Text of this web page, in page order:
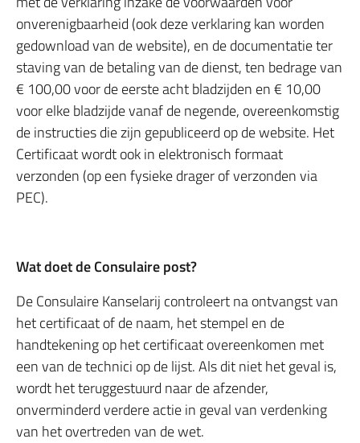
onverenigbaarheid (ook deze verklaring kan worden
gedownload van de website), en de documentatie ter
staving van de betaling van de dienst, ten bedrage van
€ 100,00 voor de eerste acht bladzijden en € 10,00
voor elke bladzijde vanaf de negende, overeenkomstig
de instructies die zijn gepubliceerd op de website. Het
Certificaat wordt ook in elektronisch formaat
verzonden (op een fysieke drager of verzonden via
PEC).
Wat doet de Consulaire post?
De Consulaire Kanselarij controleert na ontvangst van
het certificaat of de naam, het stempel en de
handtekening op het certificaat overeenkomen met
een van de technici op de lijst. Als dit niet het geval is,
wordt het teruggestuurd naar de afzender,
onverminderd verdere actie in geval van verdenking
van het overtreden van de wet.